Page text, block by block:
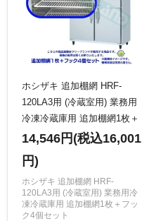
ホシザキ 追加棚網 HRF-
120LA3用 (冷蔵室用) 業務用
冷凍冷蔵庫用 追加棚網1枚＋
フック4個セット
14,546円(税込16,001
円)
ホシザキ 追加棚網 HRF-
120LA3用 (冷蔵室用) 業務用冷
凍冷蔵庫用 追加棚網1枚＋フッ
ク4個セット